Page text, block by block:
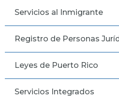
Servicios al Inmigrante
Registro de Personas
Leyes de Puerto Rico
Servicios Integrados